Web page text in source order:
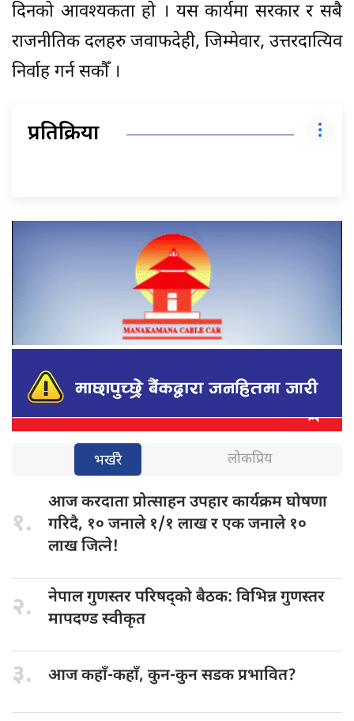
दिनको आवश्यकता हो । यस कार्यमा सरकार र सबै
राजनीतिक दलहरु जवाफदेही, जिम्मेवार, उत्तरदात्यिव
निर्वाह गर्न सकौँ ।
प्रतिक्रिया
भर्खरै लोकप्रिय
१.
आज करदाताप्रोत्साहन उपहार कार्यक्रम घोषणा
गरिदै, १० जनाले १/१ लाख र एक जनाले १०
लाख जित्ने!
२. नेपाल गुणस्तरपरिषद्को बैठक: विभिन्न गुणस्तर
मापदण्ड स्वीकृत
३. आज कहाँ-कहाँ, कुन-कुन सडक प्रभावित?